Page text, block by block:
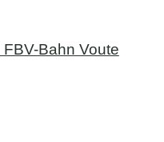
Bahn Voute